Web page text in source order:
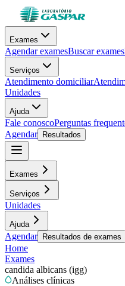
Exames
Agendar examesBuscar exames
Serviços
Atendimento domiciliar
Unidades
Ajuda
Fale conoscoPerguntas
Agendar
Resultados
Exames
Serviços
Unidades
Ajuda
Agendar Resultados de exames
Home
Exames
candida albicans (igg)
Análises clínicas